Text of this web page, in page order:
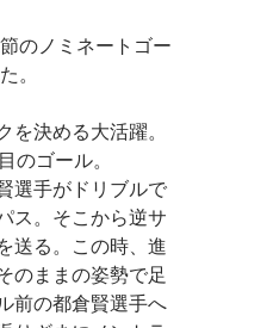
のノミネートゴー
。
決める大活躍。
のゴール。
選手がドリブルで
ス。そこから逆サ
送る。この時、進
のままの姿勢で足
前の都倉賢選手へ